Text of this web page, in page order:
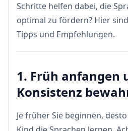
Schritte helfen dabei, die
optimal zu fördern? Hier
Tipps und Empfehlungen.
1. Früh anfangen
Konsistenz
Je früher Sie beginnen,